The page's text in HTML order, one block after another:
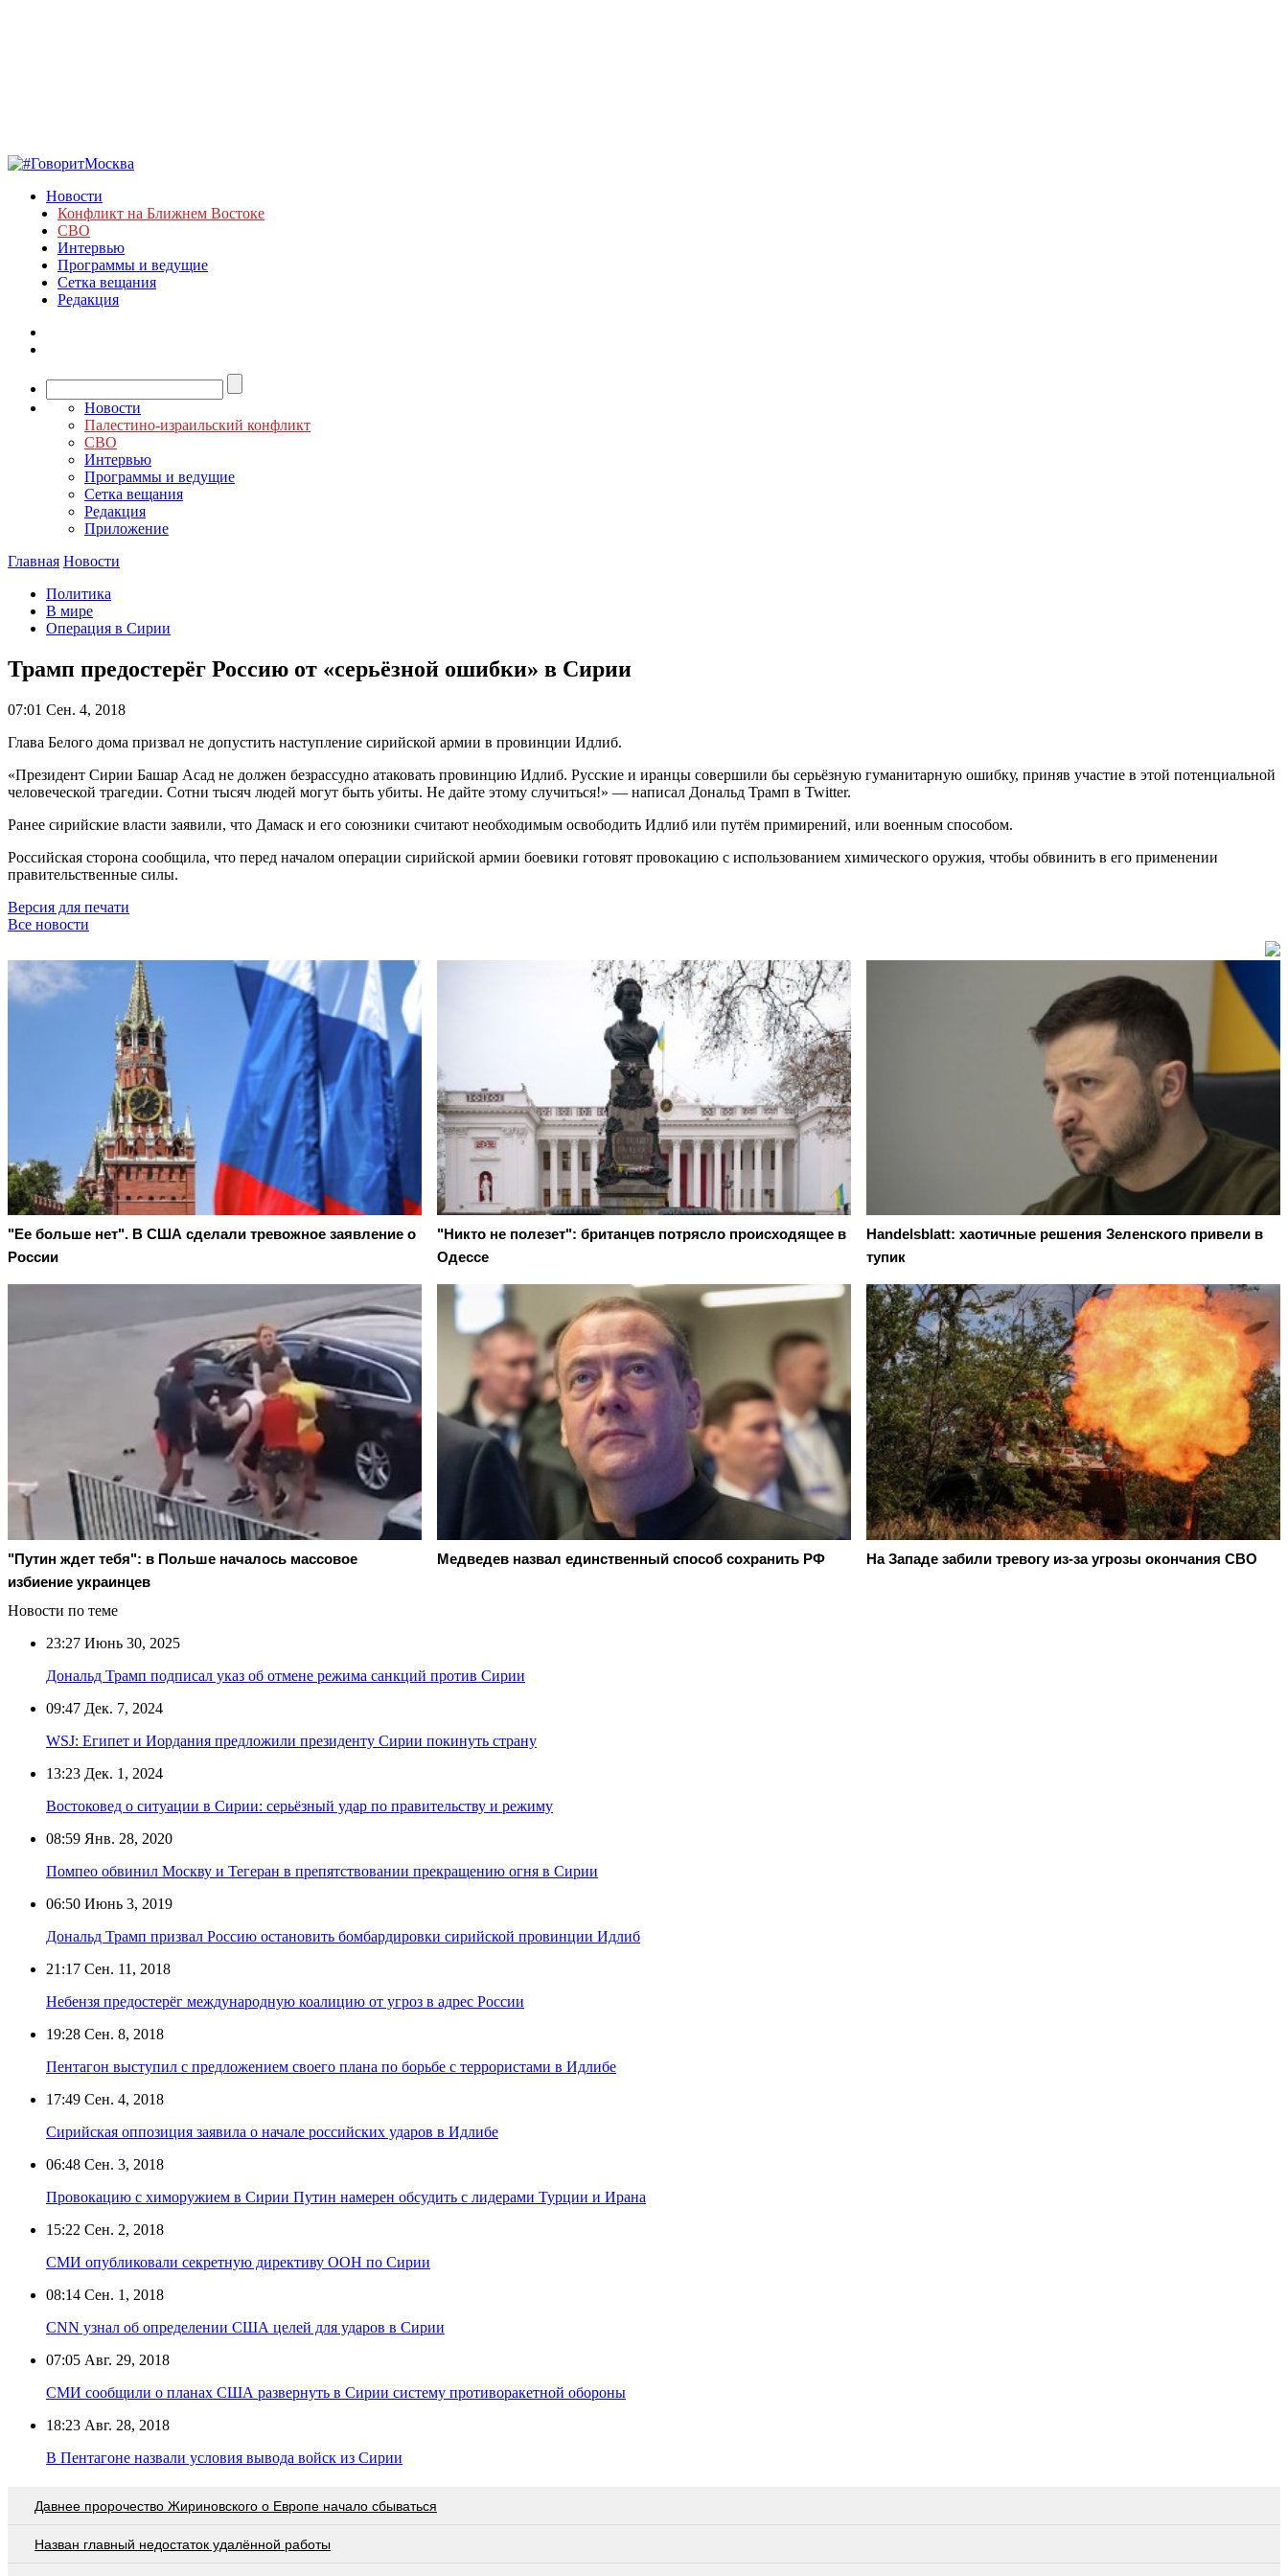
Новости
Конфликт на Ближнем Востоке
СВО
Интервью
Программы и ведущие
Сетка вещания
Редакция
Новости
Палестино-израильский конфликт
СВО
Интервью
Программы и ведущие
Сетка вещания
Редакция
Приложение
Главная Новости
Политика
В мире
Операция в Сирии
Трамп предостерёг Россию от «серьёзной ошибки» в Сирии
07:01 Сен. 4, 2018
Глава Белого дома призвал не допустить наступление сирийской армии в провинции Идлиб.
«Президент Сирии Башар Асад не должен безрассудно атаковать провинцию Идлиб. Русские и иранцы совершили бы серьёзную гуманитарную ошибку, приняв участие в этой потенциальной
человеческой трагедии. Сотни тысяч людей могут быть убиты. Не дайте этому случиться!» — написал Дональд Трамп в Twitter.
Ранее сирийские власти заявили, что Дамаск и его союзники считают необходимым освободить Идлиб или путём примирений, или военным способом.
Российская сторона сообщила, что перед началом операции сирийской армии боевики готовят провокацию с использованием химического оружия, чтобы обвинить в его применении
правительственные силы.
Версия для печати
Все новости
"Ее больше нет". В США сделали тревожное заявление о
России
"Никто не полезет": британцев потрясло происходящее в
Одессе
Handelsblatt: хаотичные решения Зеленского привели в
тупик
"Путин ждет тебя": в Польше началось массовое
избиение украинцев
Медведев назвал единственный способ сохранить РФ На Западе забили тревогу из-за угрозы окончания СВО
Новости по теме
23:27 Июнь 30, 2025
Дональд Трамп подписал указ об отмене режима санкций против Сирии
09:47 Дек. 7, 2024
WSJ: Египет и Иордания предложили президенту Сирии покинуть страну
13:23 Дек. 1, 2024
Востоковед о ситуации в Сирии: серьёзный удар по правительству и режиму
08:59 Янв. 28, 2020
Помпео обвинил Москву и Тегеран в препятствовании прекращению огня в Сирии
06:50 Июнь 3, 2019
Дональд Трамп призвал Россию остановить бомбардировки сирийской провинции Идлиб
21:17 Сен. 11, 2018
Небензя предостерёг международную коалицию от угроз в адрес России
19:28 Сен. 8, 2018
Пентагон выступил с предложением своего плана по борьбе с террористами в Идлибе
17:49 Сен. 4, 2018
Сирийская оппозиция заявила о начале российских ударов в Идлибе
06:48 Сен. 3, 2018
Провокацию с химоружием в Сирии Путин намерен обсудить с лидерами Турции и Ирана
15:22 Сен. 2, 2018
СМИ опубликовали секретную директиву ООН по Сирии
08:14 Сен. 1, 2018
CNN узнал об определении США целей для ударов в Сирии
07:05 Авг. 29, 2018
СМИ сообщили о планах США развернуть в Сирии систему противоракетной обороны
18:23 Авг. 28, 2018
В Пентагоне назвали условия вывода войск из Сирии
Давнее пророчество Жириновского о Европе начало сбываться
Назван главный недостаток удалённой работы